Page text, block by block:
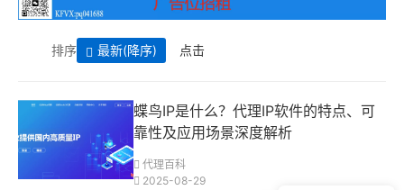
排序 最新(降序) 点击
蝶鸟IP是什么？代理IP软件的特点、可
靠性及应用场景深度解析
代理百科
2025-08-29